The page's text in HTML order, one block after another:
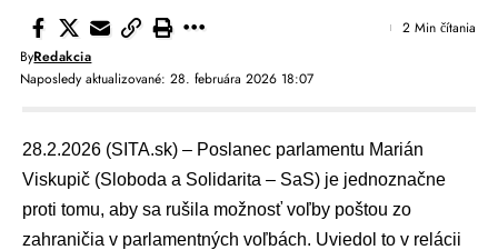
Naposledy aktualizované: 28. februára 2026 18:07
ByRedakcia
2 Min čítania
28.2.2026 (SITA.sk) – Poslanec parlamentu Marián
Viskupič (Sloboda a Solidarita – SaS) je jednoznačne
proti tomu, aby sa rušila možnosť voľby poštou zo
zahraničia v parlamentných voľbách. Uviedol to v relácii